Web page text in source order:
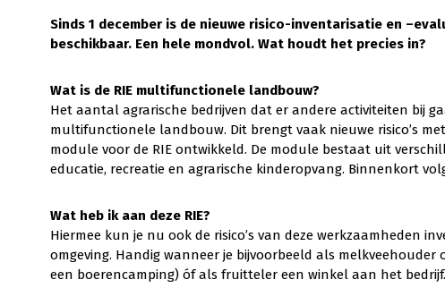
Sinds 1 december is de nieuwe risico-inventarisatie en
beschikbaar. Een hele mondvol. Wat houdt het precies in?
Wat is de RIE multifunctionele landbouw?
Het aantal agrarische bedrijven dat er andere activiteiten bij
multifunctionele landbouw. Dit brengt vaak nieuwe risico’s
module voor de RIE ontwikkeld. De module bestaat uit
educatie, recreatie en agrarische kinderopvang. Binnenkort
Wat heb ik aan deze RIE?
Hiermee kun je nu ook de risico’s van deze werkzaamheden
omgeving. Handig wanneer je bijvoorbeeld als
een boerencamping) óf als fruitteler een winkel aan het bedrijf.